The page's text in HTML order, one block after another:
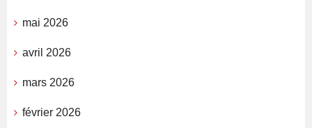
mai 2026
avril 2026
mars 2026
février 2026